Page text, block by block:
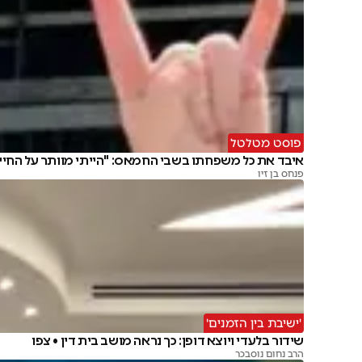
פוסט מטלטל
איבד את כל משפחתו בשבי החמאס: "הייתי מוותר על
פנחס בן זיו
'ישיבת בין הזמנים'
שידור בלעדי ויוצא דופן: כך נראה מושב בית דין • צפו
הרב נחום נוסבכר